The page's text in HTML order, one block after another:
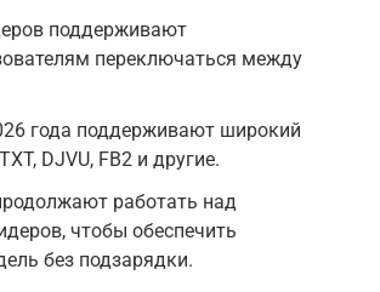
поддерживают
переключаться между
года поддерживают широкий
DJVU, FB2 и другие.
работать над
чтобы обеспечить
без подзарядки.